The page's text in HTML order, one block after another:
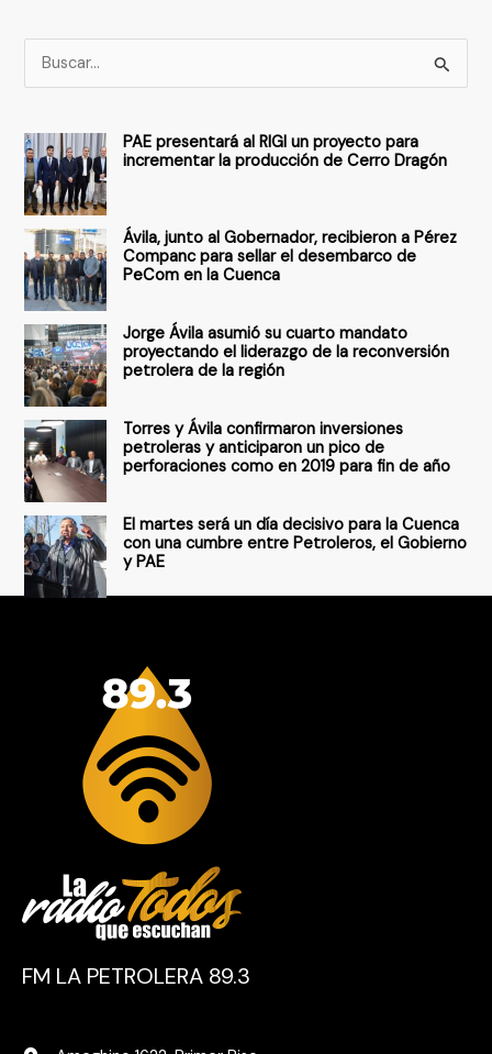
u
c
a
r
o
r
:
PAE presentará al RIGI un proyecto para
incrementar la producción de Cerro Dragón
Ávila, junto al Gobernador, recibieron a Pérez
Companc para sellar el desembarco de
PeCom en la Cuenca
Jorge Ávila asumió su cuarto mandato
proyectando el liderazgo de la reconversión
petrolera de la región
Torres y Ávila confirmaron inversiones
petroleras y anticiparon un pico de
perforaciones como en 2019 para fin de año
El martes será un día decisivo para la Cuenca
con una cumbre entre Petroleros, el Gobierno
y PAE
FM LA PETROLERA 89.3